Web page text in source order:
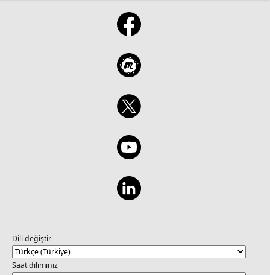
Dili değiştir
Saat diliminiz